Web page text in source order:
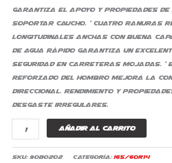
garantiza el apoyo y propiedades
soportar caucho. * Cuatro ranuras
longitudinales anchas con buena
de agua rápido garantiza un
seguridad en carreteras mojadas. *
reforzado del hombro mejora la
direccional. Rendimiento y
desgaste irregulares.
Añadir al carrito
SKU: 9080202 Categoría: 165/60R14